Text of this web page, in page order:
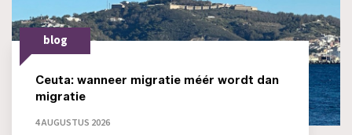
blog
Ceuta: wanneer migratie méér wordt dan
migratie
4 AUGUSTUS 2026